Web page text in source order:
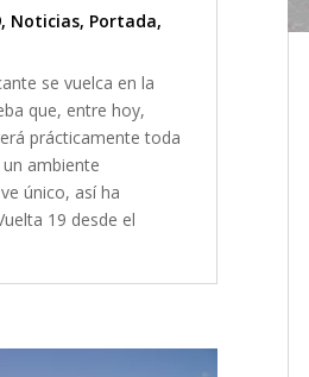
, Noticias, Portada,
se vuelca en la
que, entre hoy,
prácticamente toda
ambiente
único, así ha
19 desde el